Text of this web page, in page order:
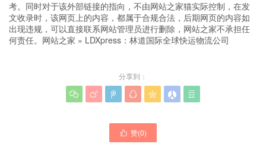
考。同时对于该外部链接的指向，不由网站之家猫实际控制，在发
文收录时，该网页上的内容，都属于合规合法，后期网页的内容如
出现违规，可以直接联系网站管理员进行删除，网站之家不承担任
何责任。 网站之家 » LDXpress：林道国际全球快运物流公司
分享到：
      
 赞(0)